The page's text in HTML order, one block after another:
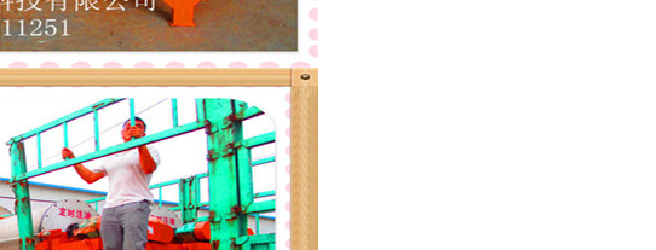
RCT系列全磁永磁滚筒